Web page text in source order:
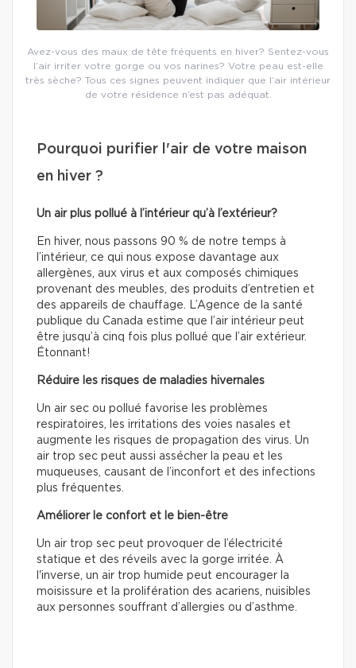
Avez-vous des maux de tête fréquents en hiver? Sentez-vous
l’air irriter votre gorge ou vos narines? Votre peau est-elle
très sèche? Tous ces signes peuvent indiquer que l’air intérieur
de votre résidence n’est pas adéquat.
Pourquoi purifier l'air de votre maison
en hiver ?
Un air plus pollué à l’intérieur qu’à l’extérieur?
En hiver, nous passons 90 % de notre temps à
l’intérieur, ce qui nous expose davantage aux
allergènes, aux virus et aux composés chimiques
provenant des meubles, des produits d’entretien et
des appareils de chauffage. L’Agence de la santé
publique du Canada estime que l’air intérieur peut
être jusqu’à cinq fois plus pollué que l’air extérieur.
Étonnant!
Réduire les risques de maladies hivernales
Un air sec ou pollué favorise les problèmes
respiratoires, les irritations des voies nasales et
augmente les risques de propagation des virus. Un
air trop sec peut aussi assécher la peau et les
muqueuses, causant de l’inconfort et des infections
plus fréquentes.
Améliorer le confort et le bien-être
Un air trop sec peut provoquer de l’électricité
statique et des réveils avec la gorge irritée. À
l'inverse, un air trop humide peut encourager la
moisissure et la prolifération des acariens, nuisibles
aux personnes souffrant d’allergies ou d’asthme.